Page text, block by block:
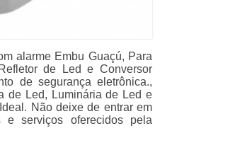
alarme Embu Guaçú, Para
de Led e Conversor
de segurança eletrônica.,
de Led, Luminária de Led e
Não deixe de entrar em
e serviços oferecidos pela